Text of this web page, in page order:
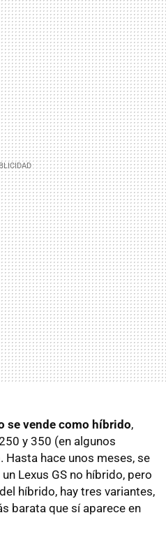
se vende como híbrido,
y 350 (en algunos
hace unos meses, se
Lexus GS no híbrido, pero
híbrido, hay tres variantes,
barata que sí aparece en